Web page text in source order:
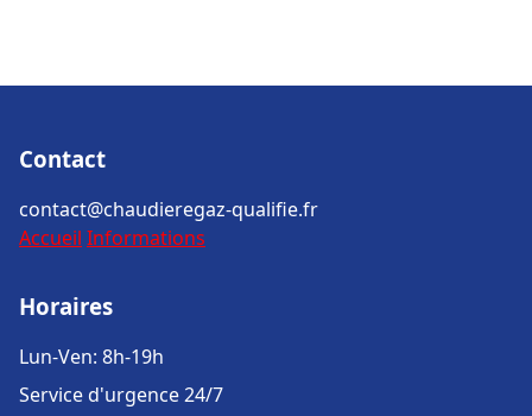
Contact
contact@chaudieregaz-qualifie.fr
Accueil Informations
Horaires
Lun-Ven: 8h-19h
Service d'urgence 24/7